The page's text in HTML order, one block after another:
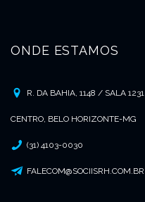
ONDE ESTAMOS
R. DA BAHIA, 1148 / SALA 1231
CENTRO, BELO HORIZONTE-MG
(31) 4103-0030
FALECOM@SOCIISRH.COM.BR